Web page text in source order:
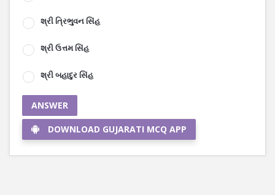
શ્રી ત્રિભુવન સિંહ
શ્રી ઉત્તમ સિંહ
શ્રી બહાદુર સિંહ
ANSWER
DOWNLOAD GUJARATI MCQ APP